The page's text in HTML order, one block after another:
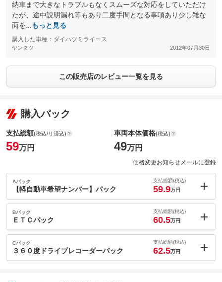
納車まで大きなトラブルもなくスムーズな対応をしていただけ
たが、途中説明漏れ等もあり二度手間となる事項あり少し雑な
面を...
もっと見る
購入した車種：ダイハツミライース
ヤンタツ 2012年07月30日
この販売店のレビュー一覧を見る
購入パック
支払総額(税込/リ済込)
59万円
車両本体価格(税込)
49万円
価格変更お知らせメールに登録
Aパック
【軽自動車希望ナンバー】パック
支払総額(税込)
59.9万円
内：オプシ
ョン価格
(税込)
車両本体価
49万円
Bパック
ＥＴＣパック
支払総額(税込)
60.5万円
内：オプシ
ョン価格
(税込)
車両本体価
Cパック
３６０度ドライブレコーダーパック
支払総額(税込)
62.5万円